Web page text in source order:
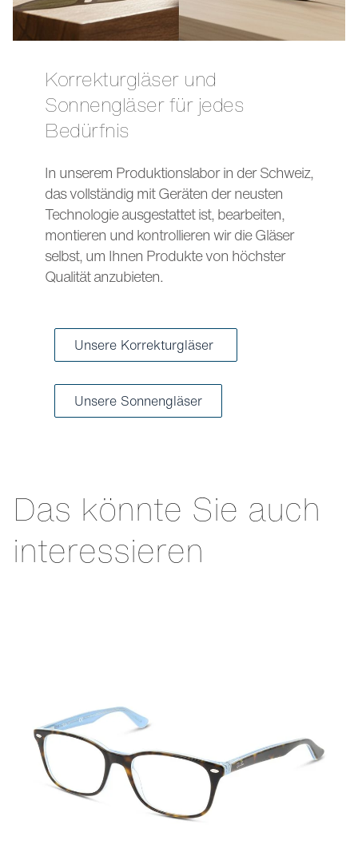
Korrekturgläser und
Sonnengläser für jedes
Bedürfnis
In unserem Produktionslabor in der Schweiz,
das vollständig mit Geräten der neusten
Technologie ausgestattet ist, bearbeiten,
montieren und kontrollieren wir die Gläser
selbst, um Ihnen Produkte von höchster
Qualität anzubieten.
Unsere Korrekturgläser
Unsere Sonnengläser
Das könnte Sie auch
interessieren